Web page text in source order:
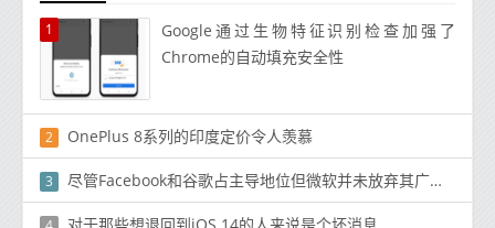
1
Google通过生物特征识别检查加强了
Chrome的自动填充安全性
2 OnePlus 8系列的印度定价令人羡慕
3 尽管Facebook和谷歌占主导地位但微软并未放弃其广告业务